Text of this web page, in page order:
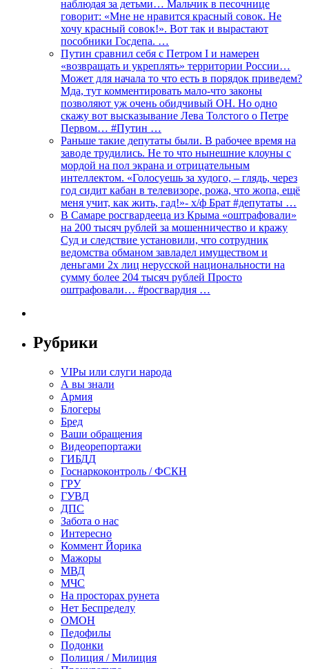
наблюдая за детьми… Мальчик в песочнице
говорит: «Мне не нравится красный совок. Не
хочу красный совок!». Вот так и вырастают
пособники Госдепа. …
Путин сравнил себя с Петром I и намерен
«возвращать и укреплять» территории России…
Может для начала то что есть в порядок приведем?
Мда, тут комментировать мало-что законы
позволяют уж очень обидчивый ОН. Но одно
скажу вот высказывание Лева Толстого о Петре
Первом… #Путин …
Раньше такие депутаты были. В рабочее время на
заводе трудились. Не то что нынешние клоуны с
мордой на пол экрана и отрицательным
интеллектом. «Голосуешь за худого, – глядь, через
год сидит кабан в телевизоре, рожа, что жопа, ещё
меня учит, как жить, гад!»- х/ф Брат #депутаты …
В Самаре росгвардееца из Крыма «оштрафовали»
на 200 тысяч рублей за мошенничество и кражу
Суд и следствие установили, что сотрудник
ведомства обманом завладел имуществом и
деньгами 2х лиц нерусской национальности на
сумму более 204 тысяч рублей Просто
оштрафовали… #росгвардия …
Рубрики
VIPы или слуги народа
А вы знали
Армия
Блогеры
Бред
Ваши обращения
Видеорепортажи
ГИБДД
Госнаркоконтроль / ФСКН
ГРУ
ГУВД
ДПС
Забота о нас
Интересно
Коммент Йорика
Мажоры
МВД
МЧС
На просторах рунета
Нет Беспределу
ОМОН
Педофилы
Подонки
Полиция / Милиция